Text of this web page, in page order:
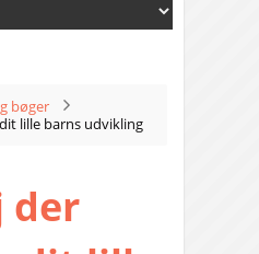
bøger
lille barns udvikling
der